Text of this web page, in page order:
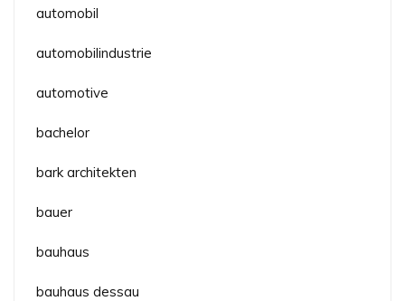
automobil
automobilindustrie
automotive
bachelor
bark architekten
bauer
bauhaus
bauhaus dessau